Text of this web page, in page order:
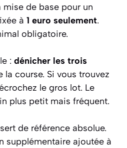
de base pour un
à 1 euro seulement.
obligatoire.
: dénicher les trois
la course. Si vous trouvez
le gros lot. Le
plus petit mais fréquent.
de référence absolue.
supplémentaire ajoutée à